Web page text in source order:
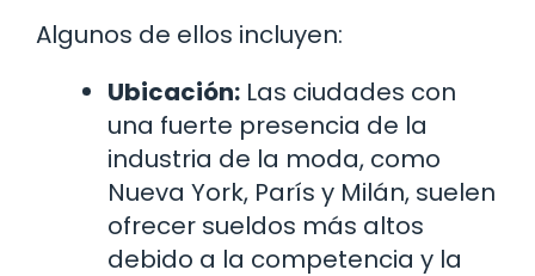
Algunos de ellos incluyen:
Ubicación: Las ciudades con
una fuerte presencia de la
industria de la moda, como
Nueva York, París y Milán, suelen
ofrecer sueldos más altos
debido a la competencia y la